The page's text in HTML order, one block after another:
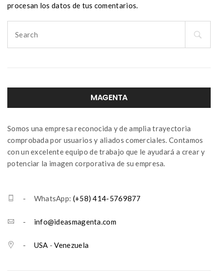
procesan los datos de tus comentarios.
for:
MAGENTA
Somos una empresa reconocida y de amplia trayectoria
comprobada por usuarios y aliados comerciales. Contamos
con un excelente equipo de trabajo que le ayudará a crear y
potenciar la imagen corporativa de su empresa.
- WhatsApp: (+58) 414-5769877
- info@ideasmagenta.com
- USA -Venezuela